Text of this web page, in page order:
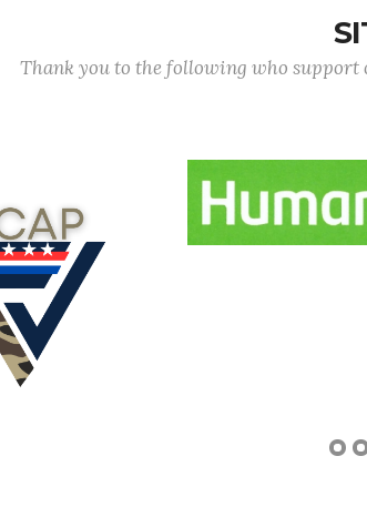
Thank you to the following who support